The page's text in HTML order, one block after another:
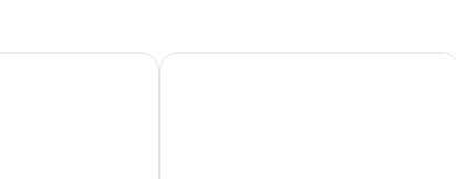
グラフ コレクション
クアラルンプールマンダリン オリエンタル、クアラ ル